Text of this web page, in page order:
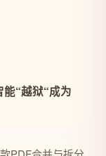
“越狱“成为